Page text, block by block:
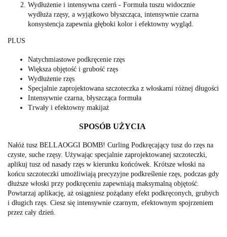
Wydłużenie i intensywna czerń - Formuła tuszu widocznie
wydłuża rzęsy, a wyjątkowo błyszcząca, intensywnie czarna
konsystencja zapewnia głęboki kolor i efektowny wygląd.
PLUS
Natychmiastowe podkręcenie rzęs
Większa objętość i grubość rzęs
Wydłużenie rzęs
Specjalnie zaprojektowana szczoteczka z włoskami różnej długości
Intensywnie czarna, błyszcząca formuła
Trwały i efektowny makijaż
SPOSÓB UŻYCIA
Nałóż tusz BELLAOGGI BOMB! Curling Podkręcający tusz do rzęs na
czyste, suche rzęsy. Używając specjalnie zaprojektowanej szczoteczki,
aplikuj tusz od nasady rzęs w kierunku końcówek. Krótsze włoski na
końcu szczoteczki umożliwiają precyzyjne podkreślenie rzęs, podczas gdy
dłuższe włoski przy podkręceniu zapewniają maksymalną objętość.
Powtarzaj aplikację, aż osiągniesz pożądany efekt podkręconych, grubych
i długich rzęs. Ciesz się intensywnie czarnym, efektownym spojrzeniem
przez cały dzień.